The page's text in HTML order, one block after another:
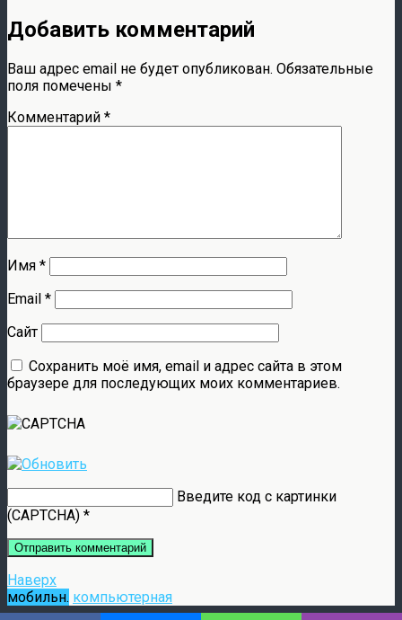
Добавить комментарий
Ваш адрес email не будет опубликован. Обязательные
поля помечены *
Комментарий *
Имя *
Email *
Сайт
Сохранить моё имя, email и адрес сайта в этом
браузере для последующих моих комментариев.
Введите код с картинки
(CAPTCHA) *
Наверх
мобильн. компьютерная